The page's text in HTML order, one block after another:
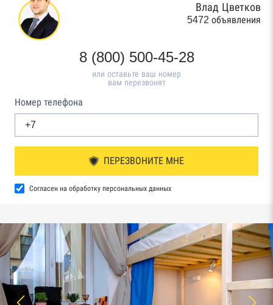
Влад Цветков
5472 объявления
8 (800) 500-45-28
или оставьте ваш номер
вам перезвонят
Номер телефона
ПЕРЕЗВОНИТЕ МНЕ
Согласен на обработку персональных данных